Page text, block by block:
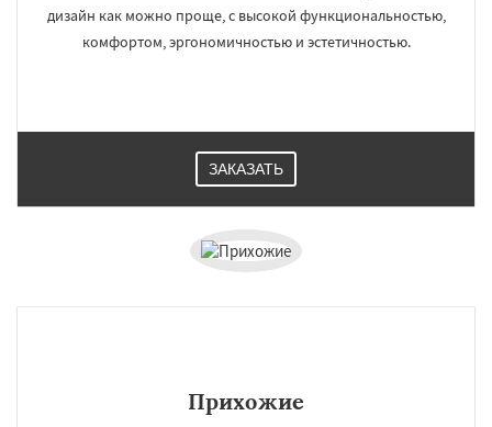
дизайн как можно проще, с высокой функциональностью,
комфортом, эргономичностью и эстетичностью.
ЗАКАЗАТЬ
Прихожие